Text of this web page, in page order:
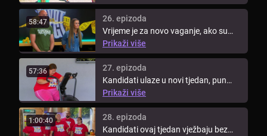
58:47
26. epizoda
Vrijeme je za novo vaganje, ako su
kandidati izgubili preko 38 kg, ...
Prikaži više
57:36
27. epizoda
Kandidati ulaze u novi tjedan, pun
novih izazova. Parovi više ne ...
Prikaži više
1:00:40
28. epizoda
Kandidati ovaj tjedan vježbaju bez